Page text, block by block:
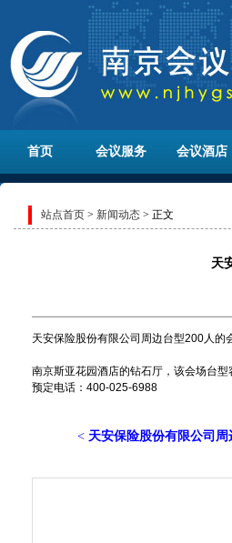
首页 会议服务 会议酒店
站点首页 > 新闻动态 > 正文
天
天安保险股份有限公司周边台型200人的
南京斯亚花园酒店的钻石厅，该会场台型
预定电话：400-025-6988
< 天安保险股份有限公司周